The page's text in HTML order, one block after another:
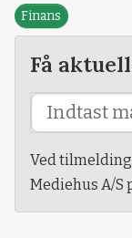
Finans
Få
Ved
Mediehus A/